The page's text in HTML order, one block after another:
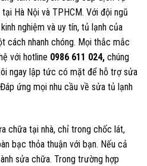
tại Hà Nội và TPHCM. Với đội ngũ
nghiệm và uy tín, tủ lạnh của
cách nhanh chóng. Mọi thắc mắc
với hotline 0986 611 024, chúng
ngay lập tức có mặt để hỗ trợ sửa
ứng mọi nhu cầu về sửa tủ lạnh
chữa tại nhà, chỉ trong chốc lát,
bạc thỏa thuận với bạn. Nếu cả
sửa chữa. Trong trường hợp